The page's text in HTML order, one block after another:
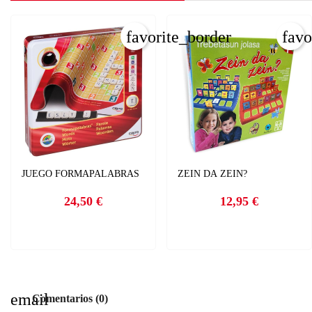
JUEGO FORMAPALABRAS
Precio
24,50 €
favorite_border
ZEIN DA ZEIN?
Precio
12,95 €
emailComentarios (0)